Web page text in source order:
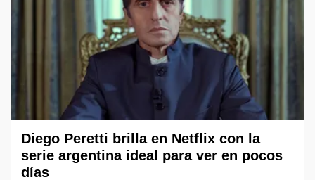
Diego Peretti brilla en Netflix con la
serie argentina ideal para ver en pocos
días